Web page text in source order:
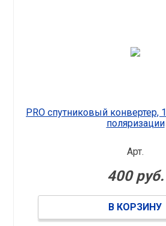
PRO спутниковый конвертер,
поляризации
Арт.
400 руб.
В КОРЗИНУ